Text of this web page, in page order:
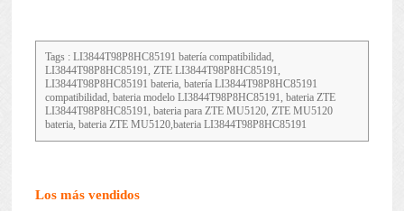
Tags : LI3844T98P8HC85191 batería compatibilidad,
LI3844T98P8HC85191, ZTE LI3844T98P8HC85191,
LI3844T98P8HC85191 bateria, batería LI3844T98P8HC85191
compatibilidad, bateria modelo LI3844T98P8HC85191, bateria ZTE
LI3844T98P8HC85191, bateria para ZTE MU5120, ZTE MU5120
bateria, bateria ZTE MU5120,bateria LI3844T98P8HC85191
Los más vendidos